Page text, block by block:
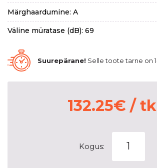
Märghaardumine: A
Väline müratase (dB): 69
Suurepärane! Selle toote tarne on
132.25€ / tk
Kogus: